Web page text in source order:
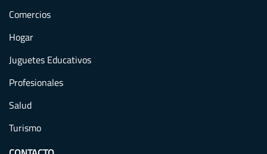
Comercios
Hogar
Juguetes Educativos
Profesionales
Salud
Turismo